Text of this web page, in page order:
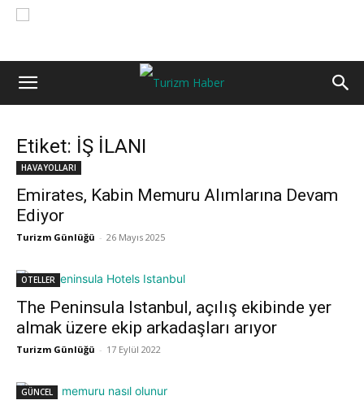
Etiket: İŞ İLANI
HAVAYOLLARI
Emirates, Kabin Memuru Alımlarına Devam
Ediyor
Turizm Günlüğü - 26 Mayıs 2025
OTELLER
The Peninsula Istanbul, açılış ekibinde yer
almak üzere ekip arkadaşları arıyor
Turizm Günlüğü - 17 Eylül 2022
GÜNCEL